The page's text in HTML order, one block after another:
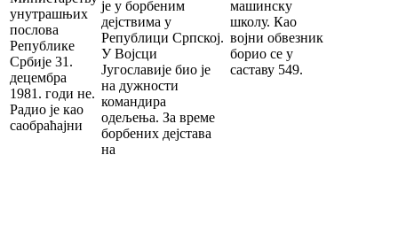
унутрашњих
послова
Републике
Србије 31.
децембра
1981. годи не.
Радио је као
саобраћајни
је у борбеним
дејствима у
Републици Српској.
У Војсци
Југославије био је
на дужности
командира
одељења. За време
борбених дејстава
на
машинску
школу. Као
војни обвезник
борио се у
саставу 549.